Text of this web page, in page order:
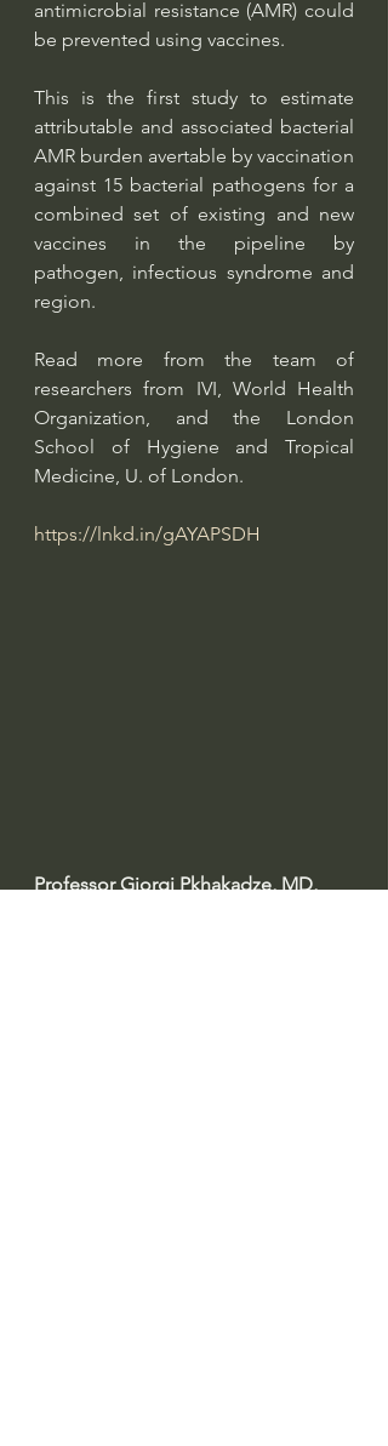
antimicrobial resistance (AMR) could
be prevented using vaccines.
This is the first study to estimate
attributable and associated bacterial
AMR burden avertable by vaccination
against 15 bacterial pathogens for a
combined set of existing and new
vaccines in the pipeline by
pathogen, infectious syndrome and
region.
Read more from the team of
researchers from IVI, World Health
Organization, and the London
School of Hygiene and Tropical
Medicine, U. of London.
https://lnkd.in/gAYAPSDH
Professor Giorgi Pkhakadze, MD,